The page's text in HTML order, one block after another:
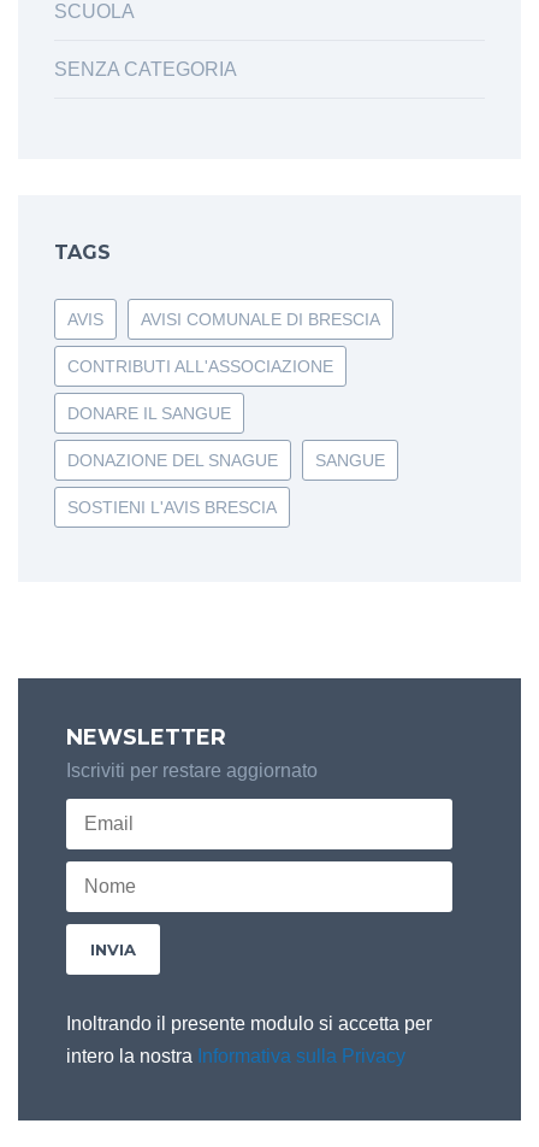
SCUOLA
SENZA CATEGORIA
TAGS
AVIS AVISI COMUNALE DI BRESCIA
CONTRIBUTI ALL'ASSOCIAZIONE
DONARE IL SANGUE
DONAZIONE DEL SNAGUE SANGUE
SOSTIENI L'AVIS BRESCIA
NEWSLETTER
Iscriviti per restare aggiornato
Inoltrando il presente modulo si accetta per
intero la nostra Informativa sulla Privacy